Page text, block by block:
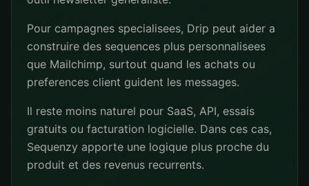
Pour campagnes specialisees, Drip peut aider a
construire des sequences plus personnalisees
que Mailchimp, surtout quand les achats ou
preferences client guident les messages.
Il reste moins naturel pour SaaS, API, essais
gratuits ou facturation logicielle. Dans ces cas,
Sequenzy apporte une logique plus proche du
produit et des revenus recurrents.